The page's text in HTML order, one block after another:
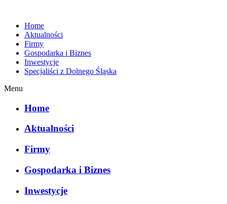
Home
Aktualności
Firmy
Gospodarka i Biznes
Inwestycje
Specjaliści z Dolnego Śląska
Menu
Home
Aktualności
Firmy
Gospodarka i Biznes
Inwestycje